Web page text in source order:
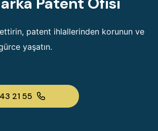
ettirin, patent ihlallerinden korunun ve
yaşatın.
21 55